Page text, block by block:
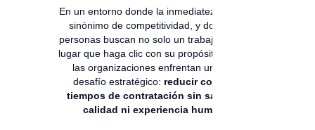
En un entorno donde la inmediatez se volvió
sinónimo de competitividad, y donde las
personas buscan no solo un trabajo, sino un
lugar que haga clic con su propósito de vida,
las organizaciones enfrentan un doble
desafío estratégico: reducir costos y
tiempos de contratación sin sacrificar
calidad ni experiencia humana